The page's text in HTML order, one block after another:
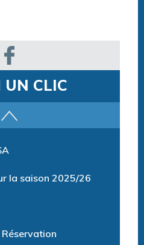
UN CLIC
la saison 2025/26